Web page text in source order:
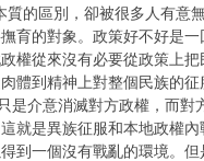
質的區別，卻被很多人有
育的對象。政策好不好是
權從來沒有必要從政策上
體到精神上對整個民族的征
是介意消滅對方政權，而
就是異族征服和本地政權
到一個沒有戰亂的環境。